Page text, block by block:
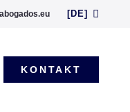
[DE]
KONTAKT